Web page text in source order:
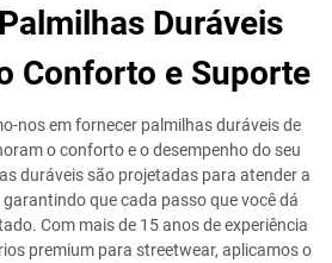
Duráveis
Conforto e Suporte
nos em fornecer palmilhas duráveis de
o conforto e o desempenho do seu
duráveis são projetadas para atender a
que cada passo que você dá
Com mais de 15 anos de experiência
premium para streetwear, aplicamos o